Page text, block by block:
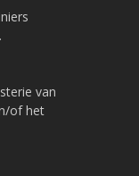
van
of het